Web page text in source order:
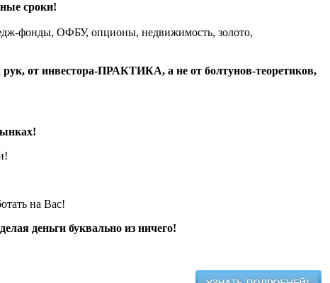
сроки!
фонды, ОФБУ, опционы, недвижимость, золото,
рук, от инвестора-ПРАКТИКА, а не от болтунов-теоретиков,
на Вас!
деньги буквально из ничего!